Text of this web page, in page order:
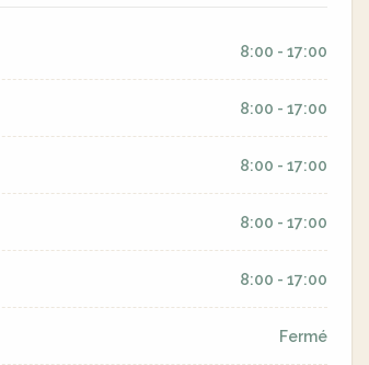
8:00 - 17:00
8:00 - 17:00
8:00 - 17:00
8:00 - 17:00
8:00 - 17:00
Fermé